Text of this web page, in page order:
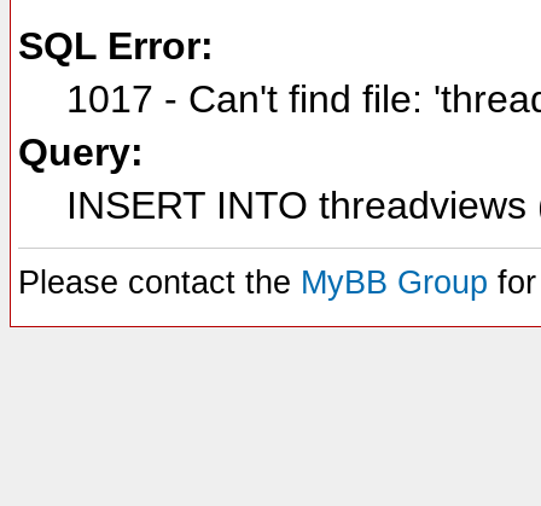
SQL Error:
1017 - Can't find file:
Query:
INSERT INTO
Please contact the MyBB Group